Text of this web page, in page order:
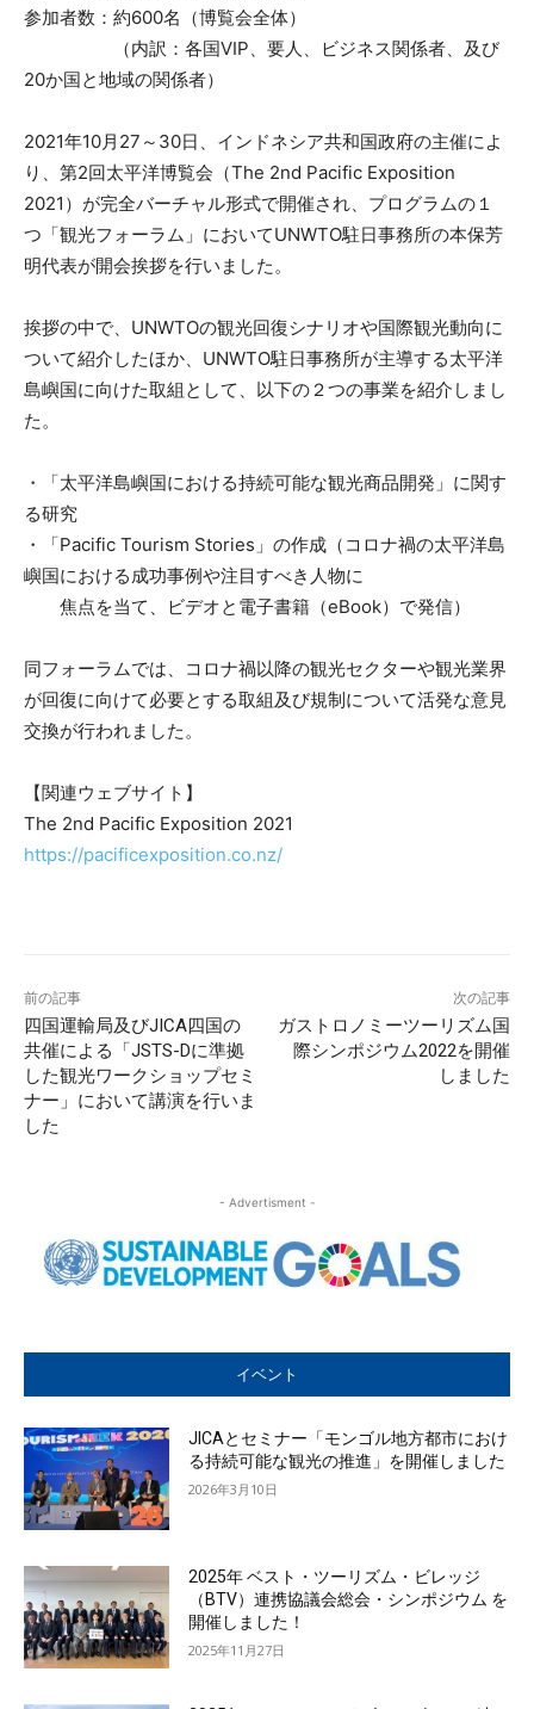
参加者数：約600名（博覧会全体）
（内訳：各国VIP、要人、ビジネス関係者、及び
20か国と地域の関係者）
2021年10月27～30日、インドネシア共和国政府の主催によ
り、第2回太平洋博覧会（The 2nd Pacific Exposition
2021）が完全バーチャル形式で開催され、プログラムの１
つ「観光フォーラム」においてUNWTO駐日事務所の本保芳
明代表が開会挨拶を行いました。
挨拶の中で、UNWTOの観光回復シナリオや国際観光動向に
ついて紹介したほか、UNWTO駐日事務所が主導する太平洋
島嶼国に向けた取組として、以下の２つの事業を紹介しまし
た。
・「太平洋島嶼国における持続可能な観光商品開発」に関す
る研究
・「Pacific Tourism Stories」の作成（コロナ禍の太平洋島
嶼国における成功事例や注目すべき人物に
焦点を当て、ビデオと電子書籍（eBook）で発信）
同フォーラムでは、コロナ禍以降の観光セクターや観光業界
が回復に向けて必要とする取組及び規制について活発な意見
交換が行われました。
【関連ウェブサイト】
The 2nd Pacific Exposition 2021
https://pacificexposition.co.nz/
前の記事
四国運輸局及びJICA四国の
共催による「JSTS-Dに準拠
した観光ワークショップセミ
ナー」において講演を行いま
した
次の記事
ガストロノミーツーリズム国
際シンポジウム2022を開催
しました
- Advertisment -
イベント
JICAとセミナー「モンゴル地方都市におけ
る持続可能な観光の推進」を開催しました
2026年3月10日
2025年 ベスト・ツーリズム・ビレッジ
（BTV）連携協議会総会・シンポジウム を
開催しました！
2025年11月27日